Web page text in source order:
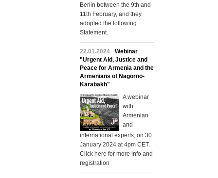
Berlin between the 9th and
11th February, and they
adopted the following
Statement.
22.01.2024
Webinar
"Urgent Aid, Justice and
Peace for Armenia and the
Armenians of Nagorno-
Karabakh"
A webinar
with
Armenian
and
international experts, on 30
January 2024 at 4pm CET.
Click here for more info and
registration